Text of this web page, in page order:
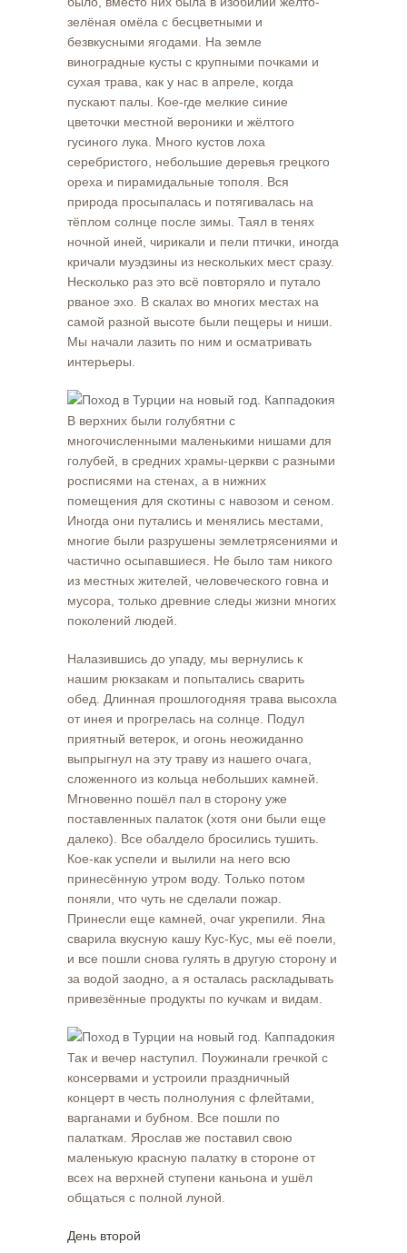
зелёная омёла с бесцветными и
безвкусными ягодами. На земле
виноградные кусты с крупными почками и
сухая трава, как у нас в апреле, когда
пускают палы. Кое-где мелкие синие
цветочки местной вероники и жёлтого
гусиного лука. Много кустов лоха
серебристого, небольшие деревья грецкого
ореха и пирамидальные тополя. Вся
природа просыпалась и потягивалась на
тёплом солнце после зимы. Таял в тенях
ночной иней, чирикали и пели птички, иногда
кричали муэдзины из нескольких мест сразу.
Несколько раз это всё повторяло и путало
рваное эхо. В скалах во многих местах на
самой разной высоте были пещеры и ниши.
Мы начали лазить по ним и осматривать
интерьеры.
В верхних были голубятни с
многочисленными маленькими нишами для
голубей, в средних храмы-церкви с разными
росписями на стенах, а в нижних
помещения для скотины с навозом и сеном.
Иногда они путались и менялись местами,
многие были разрушены землетрясениями и
частично осыпавшиеся. Не было там никого
из местных жителей, человеческого говна и
мусора, только древние следы жизни многих
поколений людей.
Налазившись до упаду, мы вернулись к
нашим рюкзакам и попытались сварить
обед. Длинная прошлогодняя трава высохла
от инея и прогрелась на солнце. Подул
приятный ветерок, и огонь неожиданно
выпрыгнул на эту траву из нашего очага,
сложенного из кольца небольших камней.
Мгновенно пошёл пал в сторону уже
поставленных палаток (хотя они были еще
далеко). Все обалдело бросились тушить.
Кое-как успели и вылили на него всю
принесённую утром воду. Только потом
поняли, что чуть не сделали пожар.
Принесли еще камней, очаг укрепили. Яна
сварила вкусную кашу Кус-Кус, мы её поели,
и все пошли снова гулять в другую сторону и
за водой заодно, а я осталась раскладывать
привезённые продукты по кучкам и видам.
Так и вечер наступил. Поужинали гречкой с
консервами и устроили праздничный
концерт в честь полнолуния с флейтами,
варганами и бубном. Все пошли по
палаткам. Ярослав же поставил свою
маленькую красную палатку в стороне от
всех на верхней ступени каньона и ушёл
общаться с полной луной.
День второй